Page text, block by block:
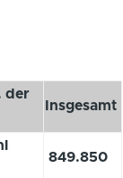
der
Insgesamt
849.850